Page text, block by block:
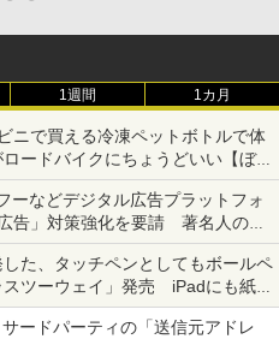
1週間 1カ月
で買える冷凍ペットボトルで体
ードバイクにちょうどいい【ぼっ
いた時間でなにしてる？】
ーなどデジタル広告プラットフォ
告」対策強化を要請 著名人の写
への対策として
た、タッチペンとしてもボールペ
ツーウェイ」発売 iPadにも紙に
ードパーティの「送信元アドレ